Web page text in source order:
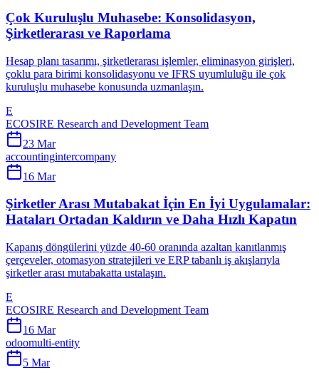
Çok Kuruluşlu Muhasebe: Konsolidasyon,
Şirketlerarası ve Raporlama
Hesap planı tasarımı, şirketlerarası işlemler, eliminasyon girişleri,
çoklu para birimi konsolidasyonu ve IFRS uyumluluğu ile çok
kuruluşlu muhasebe konusunda uzmanlaşın.
E
ECOSIRE Research and Development Team
23 Mar
accountingintercompany
16 Mar
Şirketler Arası Mutabakat İçin En İyi Uygulamalar:
Hataları Ortadan Kaldırın ve Daha Hızlı Kapatın
Kapanış döngülerini yüzde 40-60 oranında azaltan kanıtlanmış
çerçeveler, otomasyon stratejileri ve ERP tabanlı iş akışlarıyla
şirketler arası mutabakatta ustalaşın.
E
ECOSIRE Research and Development Team
16 Mar
odoomulti-entity
5 Mar